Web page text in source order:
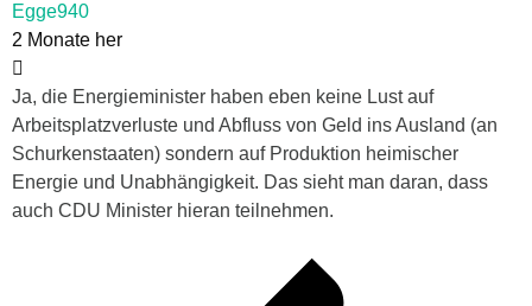
Egge940
2 Monate her
Ja, die Energieminister haben eben keine Lust auf
Arbeitsplatzverluste und Abfluss von Geld ins Ausland (an
Schurkenstaaten) sondern auf Produktion heimischer
Energie und Unabhängigkeit. Das sieht man daran, dass
auch CDU Minister hieran teilnehmen.